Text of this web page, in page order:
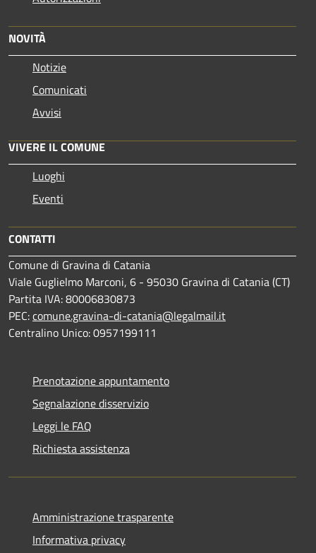
NOVITÀ
Notizie
Comunicati
Avvisi
VIVERE IL COMUNE
Luoghi
Eventi
CONTATTI
Comune di Gravina di Catania
Viale Guglielmo Marconi, 6 - 95030 Gravina di Catania (CT)
Partita IVA: 80006830873
PEC:comune.gravina-di-catania@legalmail.it
Centralino Unico: 0957199111
Prenotazione appuntamento
Segnalazione disservizio
Leggi le FAQ
Richiesta assistenza
Amministrazione trasparente
Informativa privacy